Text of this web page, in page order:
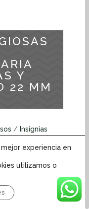
Y
22 MM
/ Insignias
RELIEVE»AVE
ROSARIO 22 MM
experiencia en
utilizamos o